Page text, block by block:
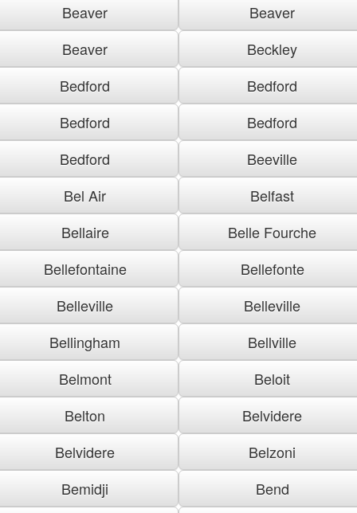
Beaver
Beaver
Beaver
Beckley
Bedford
Bedford
Bedford
Bedford
Bedford
Beeville
Bel Air
Belfast
Bellaire
Belle Fourche
Bellefontaine
Bellefonte
Belleville
Belleville
Bellingham
Bellville
Belmont
Beloit
Belton
Belvidere
Belvidere
Belzoni
Bemidji
Bend